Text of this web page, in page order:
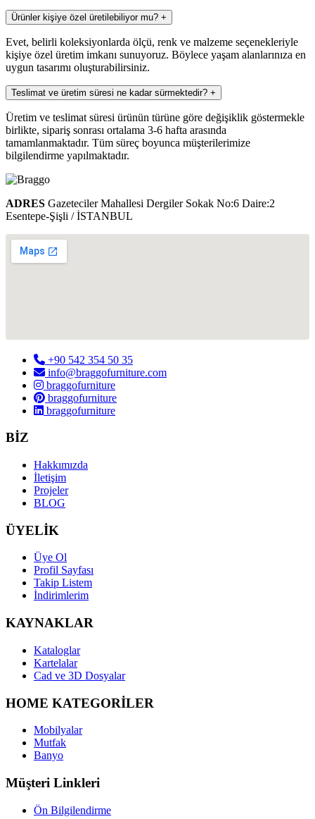
Ürünler kişiye özel üretilebiliyor mu? +
Evet, belirli koleksiyonlarda ölçü, renk ve malzeme seçenekleriyle
kişiye özel üretim imkanı sunuyoruz. Böylece yaşam alanlarınıza en
uygun tasarımı oluşturabilirsiniz.
Teslimat ve üretim süresi ne kadar sürmektedir? +
Üretim ve teslimat süresi ürünün türüne göre değişiklik göstermekle
birlikte, sipariş sonrası ortalama 3-6 hafta arasında
tamamlanmaktadır. Tüm süreç boyunca müşterilerimize
bilgilendirme yapılmaktadır.
ADRES Gazeteciler Mahallesi Dergiler Sokak No:6 Daire:2
Esentepe-Şişli / İSTANBUL
+90 542 354 50 35
info@braggofurniture.com
braggofurniture
braggofurniture
braggofurniture
BİZ
Hakkımızda
İletişim
Projeler
BLOG
ÜYELİK
Üye Ol
Profil Sayfası
Takip Listem
İndirimlerim
KAYNAKLAR
Kataloglar
Kartelalar
Cad ve 3D Dosyalar
HOME KATEGORİLER
Mobilyalar
Mutfak
Banyo
Müşteri Linkleri
Ön Bilgilendirme